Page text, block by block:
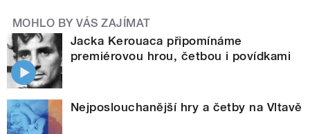
MOHLO BY VÁS ZAJÍMAT
Jacka Kerouaca připomínáme
premiérovou hrou, četbou i povídkami
Nejposlouchanější hry a četby na Vltavě